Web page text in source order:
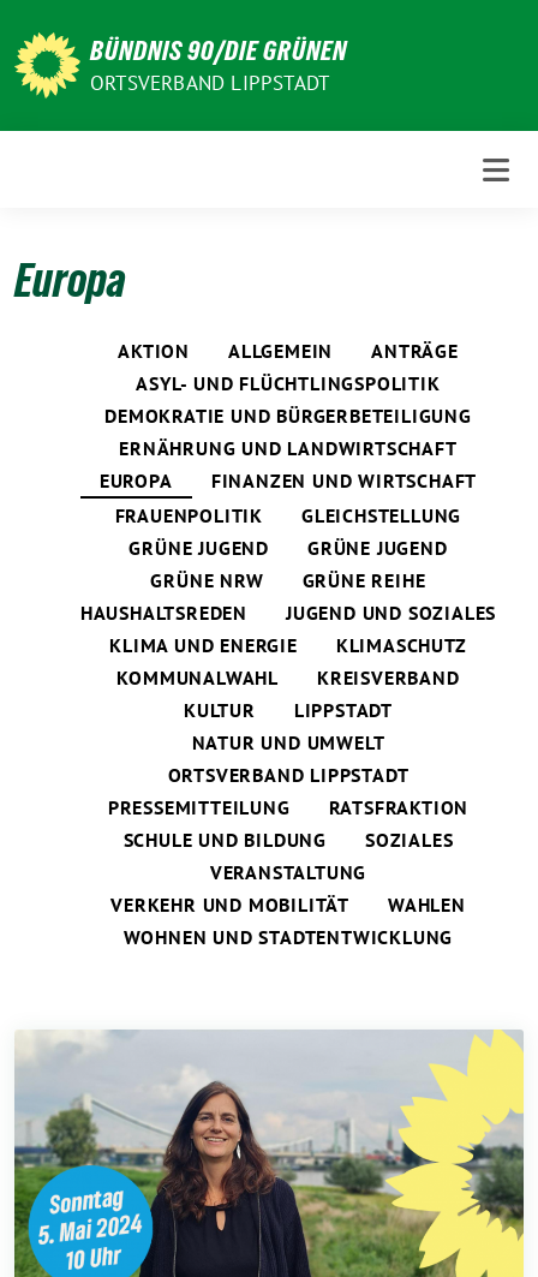
zum
Inhalt
BÜNDNIS 90/DIE GRÜNEN
ORTSVERBAND LIPPSTADT
Europa
AKTION ALLGEMEIN
ANTRÄGE
ASYL- UND FLÜCHTLINGSPOLITIK
DEMOKRATIE UND BÜRGERBETEILIGUNG
ERNÄHRUNG UND LANDWIRTSCHAFT
EUROPA
FINANZEN UND WIRTSCHAFT
FRAUENPOLITIK
GLEICHSTELLUNG
GRÜNE JUGEND
GRÜNE JUGEND
GRÜNE NRW
GRÜNE REIHE
HAUSHALTSREDEN
JUGEND UND SOZIALES
KLIMA UND ENERGIE
KLIMASCHUTZ
KOMMUNALWAHL
KREISVERBAND
KULTUR
LIPPSTADT
NATUR UND UMWELT
ORTSVERBAND LIPPSTADT
PRESSEMITTEILUNG
RATSFRAKTION
SCHULE UND BILDUNG
SOZIALES
VERANSTALTUNG
VERKEHR UND MOBILITÄT
WAHLEN
WOHNEN UND STADTENTWICKLUNG